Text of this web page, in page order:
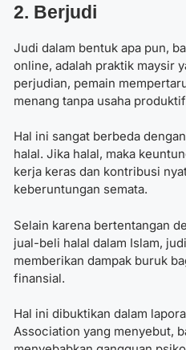
2. Berjudi
Judi dalam bentuk apa pun,
online, adalah praktik maysir
perjudian, pemain
menang tanpa usaha
Hal ini sangat berbeda
halal. Jika halal, maka
kerja keras dan kontribusi
keberuntungan semata.
Selain karena bertentangan
jual-beli halal dalam Islam,
memberikan dampak buruk
finansial.
Hal ini dibuktikan dalam
Association yang menyebut,